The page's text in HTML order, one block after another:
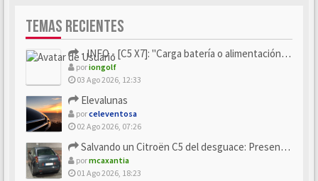
TEMAS RECIENTES
- INFO - [C5 X7]: "Carga batería o alimentación eléctri...
poriongolf
03 Ago 2026, 12:33
Elevalunas
porceleventosa
02 Ago 2026, 07:26
Salvando un Citroën C5 del desguace: Presentación y seguimiento
pormcaxantia
01 Ago 2026, 18:23